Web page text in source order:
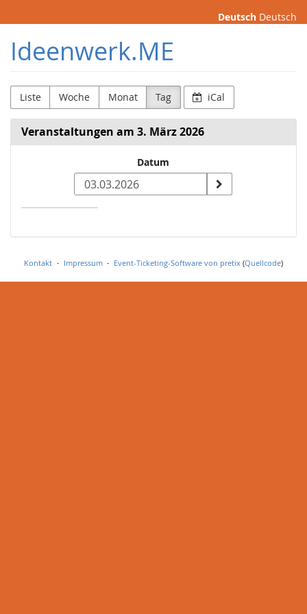
Haupt-
Inhalt
springen
Deutsch Deutsch
Ideenwerk.ME
Liste Woche Monat Tag iCal
Veranstaltungen am 3. März 2026
zur
Anzeige
Datum
Kontakt Impressum Event-Ticketing-Software von pretix (Quellcode)